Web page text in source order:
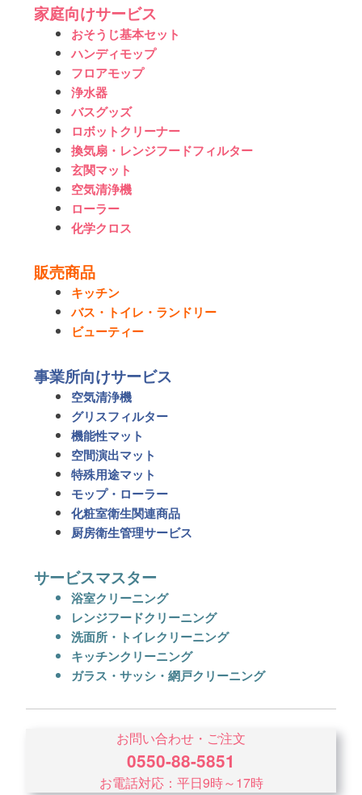
ョ
家庭向けサービス
おそうじ基本セット
ハンディモップ
フロアモップ
浄水器
バスグッズ
ロボットクリーナー
換気扇・レンジフードフィルター
玄関マット
空気清浄機
ローラー
化学クロス
販売商品
キッチン
バス・トイレ・ランドリー
ビューティー
事業所向けサービス
空気清浄機
グリスフィルター
機能性マット
空間演出マット
特殊用途マット
モップ・ローラー
化粧室衛生関連商品
厨房衛生管理サービス
サービスマスター
浴室クリーニング
レンジフードクリーニング
洗面所・トイレクリーニング
キッチンクリーニング
ガラス・サッシ・網戸クリーニング
お問い合わせ・ご注文
0550-88-5851
お電話対応：平日9時～17時